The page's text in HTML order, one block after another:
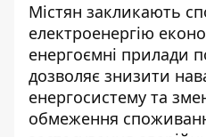
Містян закликають
електроенергію
енергоємні прилади
дозволяє знизити
енергосистему та
обмеження